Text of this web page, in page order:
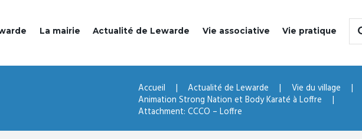
La mairie Actualité de Lewarde Vie associative Vie pratique
Accueil Actualité de Lewarde
Vie du village
Animation Strong Nation et Body Karaté à Loffre
Attachment: CCCO – Loffre